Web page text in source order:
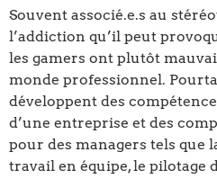
Souvent associé.e.s au
l’addiction qu’il peut
les gamers ont plutôt
monde professionnel.
développent des
d’une entreprise et des
pour des managers tels que
travail en équipe, le pilotage